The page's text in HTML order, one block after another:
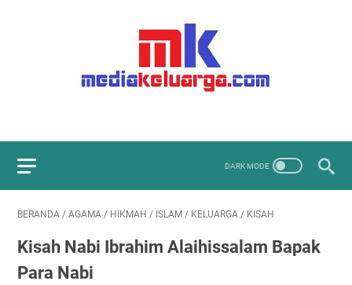
BERANDA / AGAMA / HIKMAH / ISLAM / KELUARGA / KISAH
Kisah Nabi Ibrahim Alaihissalam Bapak
Para Nabi